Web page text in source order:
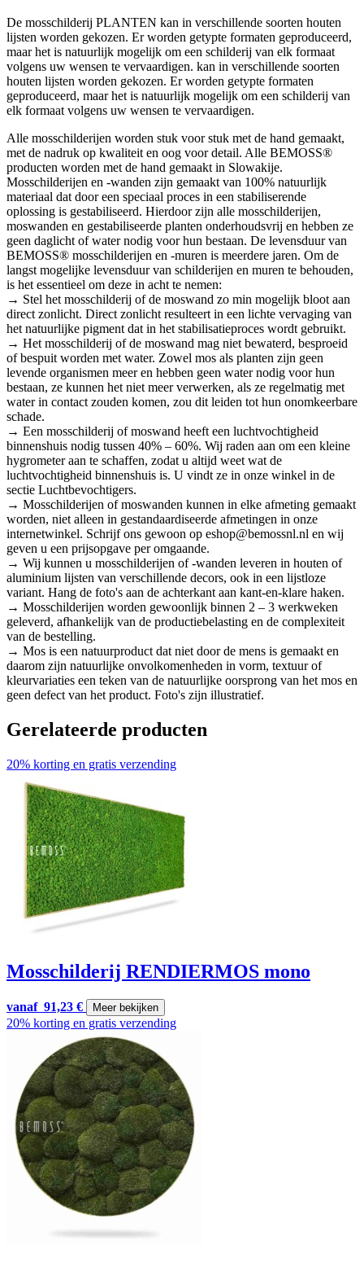
De mosschilderij PLANTEN kan in verschillende soorten houten
lijsten worden gekozen. Er worden getypte formaten geproduceerd,
maar het is natuurlijk mogelijk om een schilderij van elk formaat
volgens uw wensen te vervaardigen. kan in verschillende soorten
houten lijsten worden gekozen. Er worden getypte formaten
geproduceerd, maar het is natuurlijk mogelijk om een schilderij van
elk formaat volgens uw wensen te vervaardigen.
Alle mosschilderijen worden stuk voor stuk met de hand gemaakt,
met de nadruk op kwaliteit en oog voor detail. Alle BEMOSS®
producten worden met de hand gemaakt in Slowakije.
Mosschilderijen en -wanden zijn gemaakt van 100% natuurlijk
materiaal dat door een speciaal proces in een stabiliserende
oplossing is gestabiliseerd. Hierdoor zijn alle mosschilderijen,
moswanden en gestabiliseerde planten onderhoudsvrij en hebben ze
geen daglicht of water nodig voor hun bestaan. De levensduur van
BEMOSS® mosschilderijen en -muren is meerdere jaren. Om de
langst mogelijke levensduur van schilderijen en muren te behouden,
is het essentieel om deze in acht te nemen:
→ Stel het mosschilderij of de moswand zo min mogelijk bloot aan
direct zonlicht. Direct zonlicht resulteert in een lichte vervaging van
het natuurlijke pigment dat in het stabilisatieproces wordt gebruikt.
→ Het mosschilderij of de moswand mag niet bewaterd, besproeid
of bespuit worden met water. Zowel mos als planten zijn geen
levende organismen meer en hebben geen water nodig voor hun
bestaan, ze kunnen het niet meer verwerken, als ze regelmatig met
water in contact zouden komen, zou dit leiden tot hun onomkeerbare
schade.
→ Een mosschilderij of moswand heeft een luchtvochtigheid
binnenshuis nodig tussen 40% – 60%. Wij raden aan om een kleine
hygrometer aan te schaffen, zodat u altijd weet wat de
luchtvochtigheid binnenshuis is. U vindt ze in onze winkel in de
sectie Luchtbevochtigers.
→ Mosschilderijen of moswanden kunnen in elke afmeting gemaakt
worden, niet alleen in gestandaardiseerde afmetingen in onze
internetwinkel. Schrijf ons gewoon op eshop@bemossnl.nl en wij
geven u een prijsopgave per omgaande.
→ Wij kunnen u mosschilderijen of -wanden leveren in houten of
aluminium lijsten van verschillende decors, ook in een lijstloze
variant. Hang de foto's aan de achterkant aan kant-en-klare haken.
→ Mosschilderijen worden gewoonlijk binnen 2 – 3 werkweken
geleverd, afhankelijk van de productiebelasting en de complexiteit
van de bestelling.
→ Mos is een natuurproduct dat niet door de mens is gemaakt en
daarom zijn natuurlijke onvolkomenheden in vorm, textuur of
kleurvariaties een teken van de natuurlijke oorsprong van het mos en
geen defect van het product. Foto's zijn illustratief.
Gerelateerde producten
20% korting en gratis verzending
Mosschilderij RENDIERMOS mono
vanaf 91,23 € Meer bekijken
20% korting en gratis verzending